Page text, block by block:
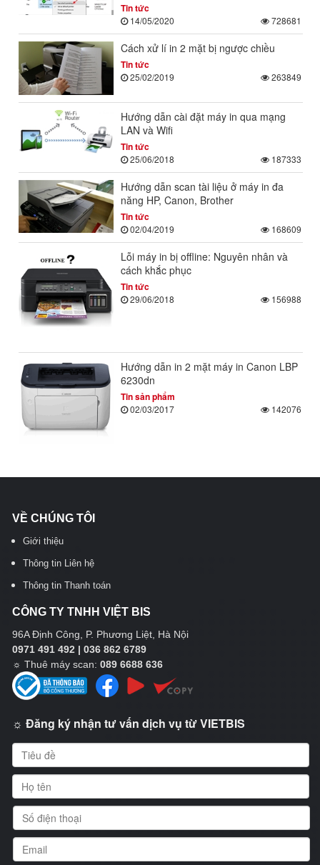
Tin tức
14/05/2020 728681
Cách xử lí in 2 mặt bị ngược chiều
Tin tức
25/02/2019 263849
Hướng dẫn cài đặt máy in qua mạng
LAN và Wifi
Tin tức
25/06/2018 187333
Hướng dẫn scan tài liệu ở máy in đa
năng HP, Canon, Brother
Tin tức
02/04/2019 168609
Lỗi máy in bị offline: Nguyên nhân và
cách khắc phục
Tin tức
29/06/2018 156988
Hướng dẫn in 2 mặt máy in Canon LBP
6230dn
Tin sản phẩm
02/03/2017 142076
VỀ CHÚNG TÔI
Giới thiệu
Thông tin Liên hệ
Thông tin Thanh toán
CÔNG TY TNHH VIỆT BIS
96A Định Công, P. Phương Liệt, Hà Nội
0971 491 492 | 036 862 6789
☼ Thuê máy scan: 089 6688 636
☼ Đăng ký nhận tư vấn dịch vụ từ VIETBIS